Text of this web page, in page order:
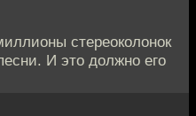
стереоколонок
И это должно его